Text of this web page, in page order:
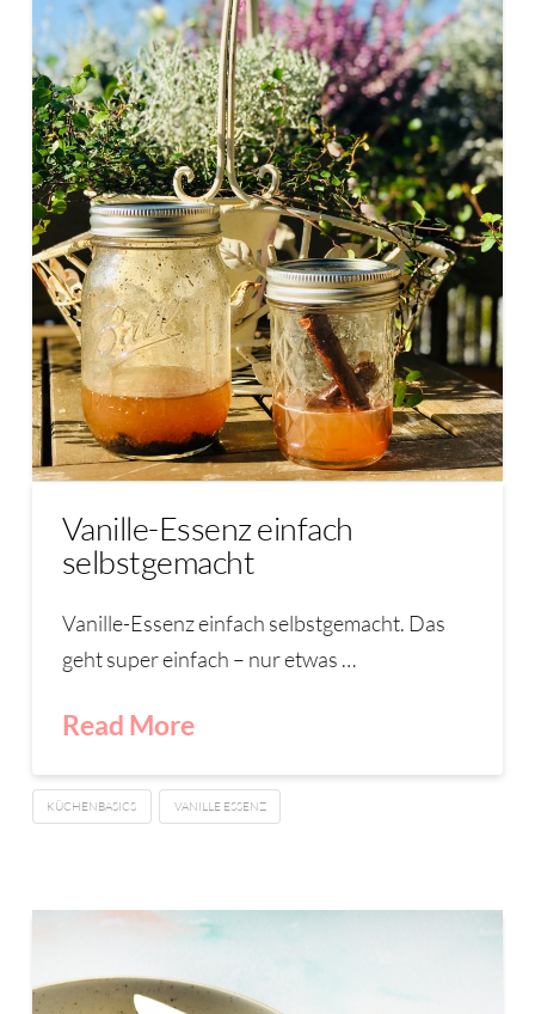
Vanille-Essenz einfach
selbstgemacht
Vanille-Essenz einfach selbstgemacht. Das
geht super einfach – nur etwas …
Read More
KÜCHENBASICS VANILLE ESSENZ